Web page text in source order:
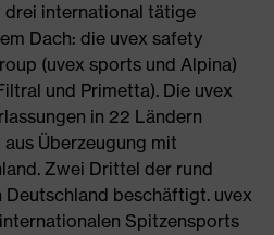
drei international tätige
Dach: die uvex safety
(uvex sports und Alpina)
und Primetta). Die uvex
in 22 Ländern
Überzeugung mit
Zwei Drittel der rund
beschäftigt. uvex
Spitzensports